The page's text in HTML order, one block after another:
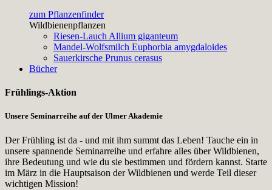
zum Pflanzenfinder
Wildbienenpflanzen
Riesen-Lauch Allium giganteum
Mandel-Wolfsmilch Euphorbia amygdaloides
Sauerkirsche Prunus cerasus
Bücher
Frühlings-Aktion
Unsere Seminarreihe auf der Ulmer Akademie
Der Frühling ist da - und mit ihm summt das Leben! Tauche ein in
unsere spannende Seminarreihe und erfahre alles über Wildbienen,
ihre Bedeutung und wie du sie bestimmen und fördern kannst. Starte
im März in die Hauptsaison der Wildbienen und werde Teil dieser
wichtigen Mission!